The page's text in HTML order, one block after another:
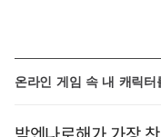
온라인 게임 속 내 캐릭터